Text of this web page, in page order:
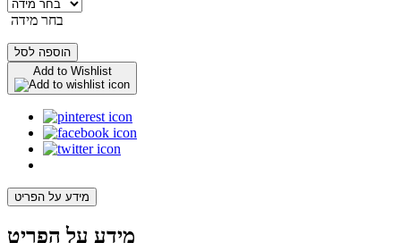
בחר מידה
הוספה לסל
Add to Wishlist
מידע על הפריט
מידע על הפריט